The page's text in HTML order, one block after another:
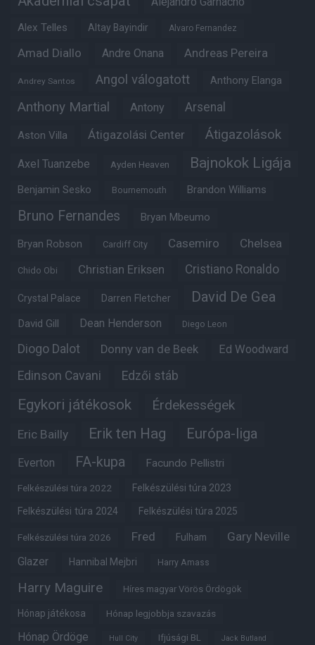
Alex Telles Altay Bayindir Alvaro Fernandez
Amad Diallo Andre Onana Andreas Pereira
Andrey Santos Angol válogatott Anthony Elanga
Anthony Martial Antony Arsenal
Aston Villa Átigazolási Center Átigazolások
Axel Tuanzebe Ayden Heaven Bajnokok Ligája
Benjamin Sesko Bournemouth Brandon Williams
Bruno Fernandes Bryan Mbeumo
Bryan Robson Cardiff City Casemiro Chelsea
Chido Obi Christian Eriksen Cristiano Ronaldo
Crystal Palace Darren Fletcher David De Gea
David Gill Dean Henderson Diego Leon
Diogo Dalot Donny van de Beek Ed Woodward
Edinson Cavani Edzői stáb
Egykori játékosok Érdekességek
Eric Bailly Erik ten Hag Európa-liga
Everton FA-kupa Facundo Pellistri
Felkészülési túra 2022 Felkészülési túra 2023
Felkészülési túra 2024 Felkészülési túra 2025
Felkészülési túra 2026 Fred Fulham Gary Neville
Glazer Hannibal Mejbri Harry Amass
Harry Maguire Híres magyar Vörös Ördögök
Hónap játékosa Hónap legjobbja szavazás
Hónap Ördöge Hull City Ifjúsági BL Jack Butland